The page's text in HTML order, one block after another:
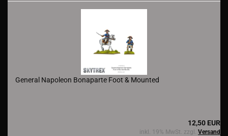
General Napoleon Bonaparte Foot & Mounted
12,50 EUR
inkl. 19% MwSt. zzgl. Versand